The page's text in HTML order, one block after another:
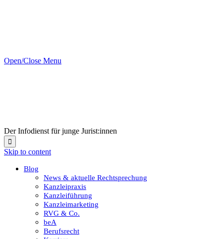
Open/Close Menu
Der Infodienst für junge Jurist:innen

Skip to content
Blog
News & aktuelle Rechtsprechung
Kanzleipraxis
Kanzleiführung
Kanzleimarketing
RVG & Co.
beA
Berufsrecht